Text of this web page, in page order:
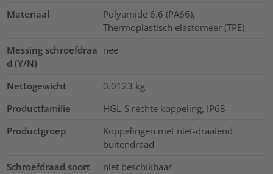
Materiaal
Polyamide 6.6 (PA66),
Thermoplastisch elastomeer (TPE)
Messing schroefdraa
d (Y/N)
nee
Nettogewicht 0.0123 kg
Productfamilie
HGL-S rechte koppeling, IP68
Productgroep
Koppelingen met niet-draaiend
buitendraad
Schroefdraad soort
niet beschikbaar